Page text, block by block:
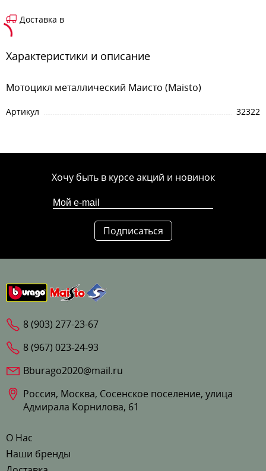
Доставка в
Характеристики и описание
Мотоцикл металлический Маисто (Maisto)
Артикул 32322
Хочу быть в курсе акций и новинок
Подписаться
8 (903) 277-23-67
8 (967) 023-24-93
Bburago2020@mail.ru
Россия, Москва, Сосенское поселение, улица
Адмирала Корнилова, 61
О Нас
Наши бренды